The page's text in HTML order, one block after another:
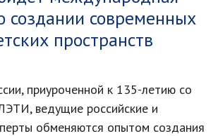
создании современных
пространств
приуроченной к 135-летию со
ведущие российские и
обменяются опытом создания